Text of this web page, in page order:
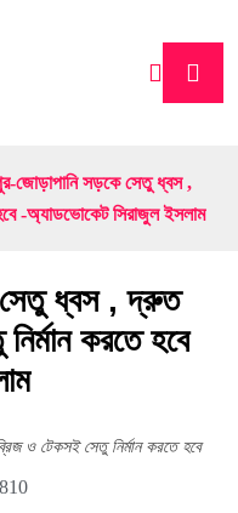
জোড়াপানি সড়কে সেতু ধ্বস ,
-অ্যাডভোকেট সিরাজুল ইসলাম
সেতু ধ্বস , দ্রুত
করতে হবে
ও টেকসই সেতু নির্মান করতে হবে
810